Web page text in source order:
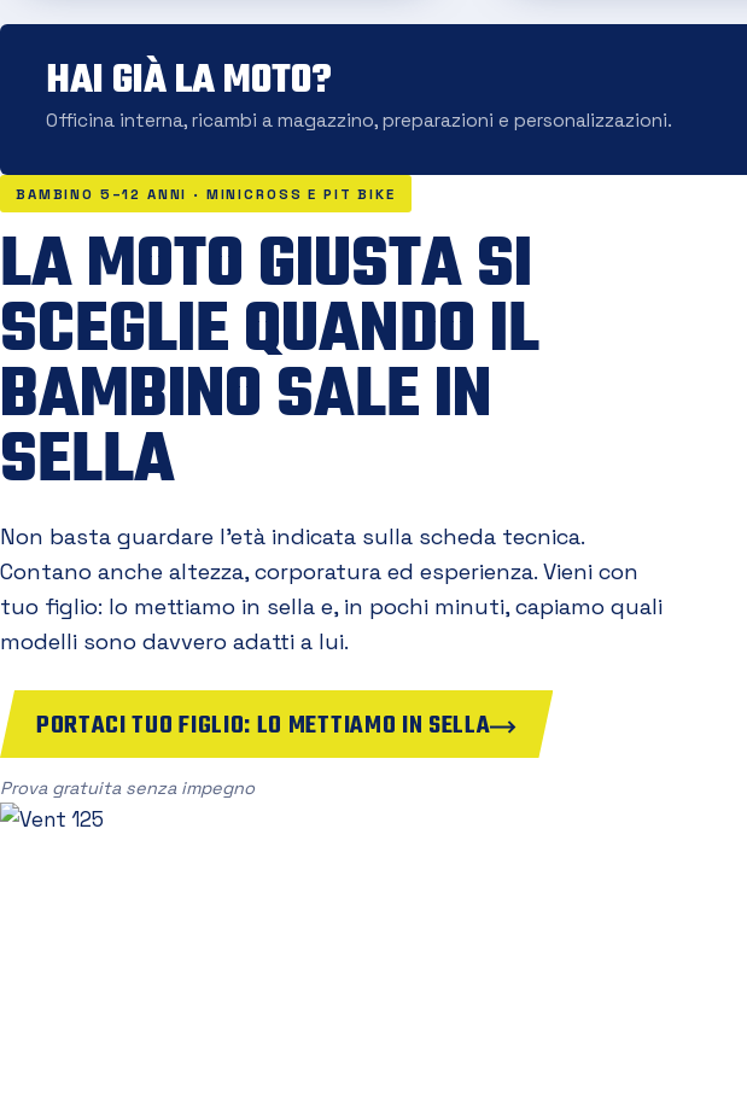
HAI GIÀ LA MOTO?
Officina interna, ricambi a magazzino, preparazioni e personalizzazioni.
BAMBINO 5–12 ANNI · MINICROSS E PIT BIKE
LA MOTO GIUSTA SI
SCEGLIE QUANDO IL
BAMBINO SALE IN
SELLA
Non basta guardare l'età indicata sulla scheda tecnica.
Contano anche altezza, corporatura ed esperienza. Vieni con
tuo figlio: lo mettiamo in sella e, in pochi minuti, capiamo quali
modelli sono davvero adatti a lui.
PORTACI TUO FIGLIO: LO METTIAMO IN SELLA
Prova gratuita senza impegno